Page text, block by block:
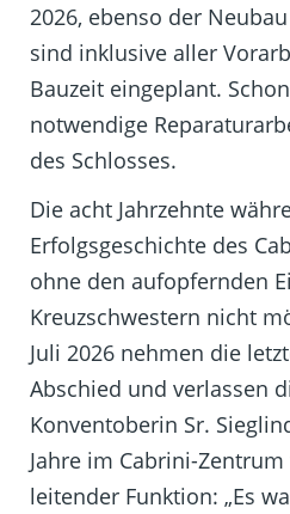
2026, ebenso der
sind inklusive aller
Bauzeit eingeplant.
notwendige
des Schlosses.
Die acht Jahrzehnte
Erfolgsgeschichte des
ohne den aufopfernden
Kreuzschwestern nicht
Juli 2026 nehmen die
Abschied und verlassen
Konventoberin Sr.
Jahre im Cabrini-
leitender Funktion: „Es